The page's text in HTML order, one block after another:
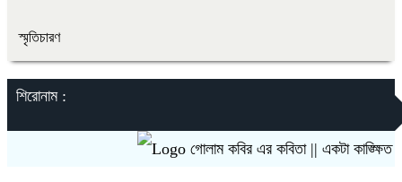
স্মৃতিচারণ
শিরোনাম :
গোলাম কবির এর কবিতা || একটা কাঙ্ক্ষিত